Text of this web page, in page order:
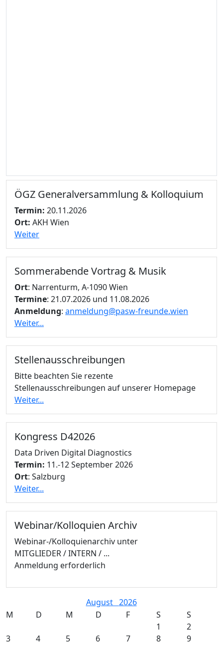
ÖGZ Generalversammlung & Kolloquium
Termin: 20.11.2026
Ort: AKH Wien
Weiter
Sommerabende Vortrag & Musik
Ort: Narrenturm, A-1090 Wien
Termine: 21.07.2026 und 11.08.2026
Anmeldung: anmeldung@pasw-freunde.wien
Weiter...
Stellenausschreibungen
Bitte beachten Sie rezente
Stellenausschreibungen auf unserer Homepage
Weiter...
Kongress D42026
Data Driven Digital Diagnostics
Termin: 11.-12 September 2026
Ort: Salzburg
Weiter...
Webinar/Kolloquien Archiv
Webinar-/Kolloquienarchiv unter
MITGLIEDER / INTERN / ...
Anmeldung erforderlich
August 2026
M
D M D F S
S
1
2
3
4 5 6 7 8
9